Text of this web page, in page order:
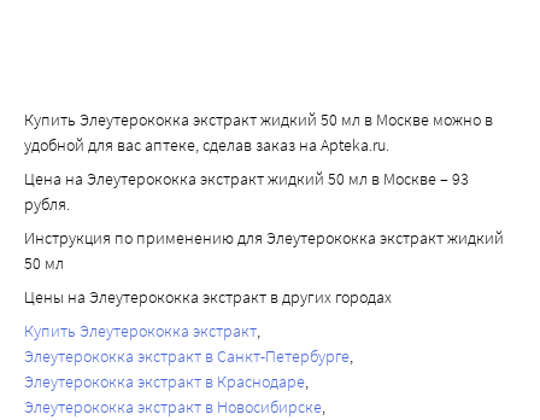
Купить Элеутерококка экстракт жидкий 50 мл в Москве можно в
удобной для вас аптеке, сделав заказ на Apteka.ru.
Цена на Элеутерококка экстракт жидкий 50 мл в Москве – 93
рубля.
Инструкция по применению для Элеутерококка экстракт жидкий
50 мл
Цены на Элеутерококка экстракт в других городах
Купить Элеутерококка экстракт
Элеутерококка экстракт в Санкт-Петербурге
Элеутерококка экстракт в Краснодаре
Элеутерококка экстракт в Новосибирске